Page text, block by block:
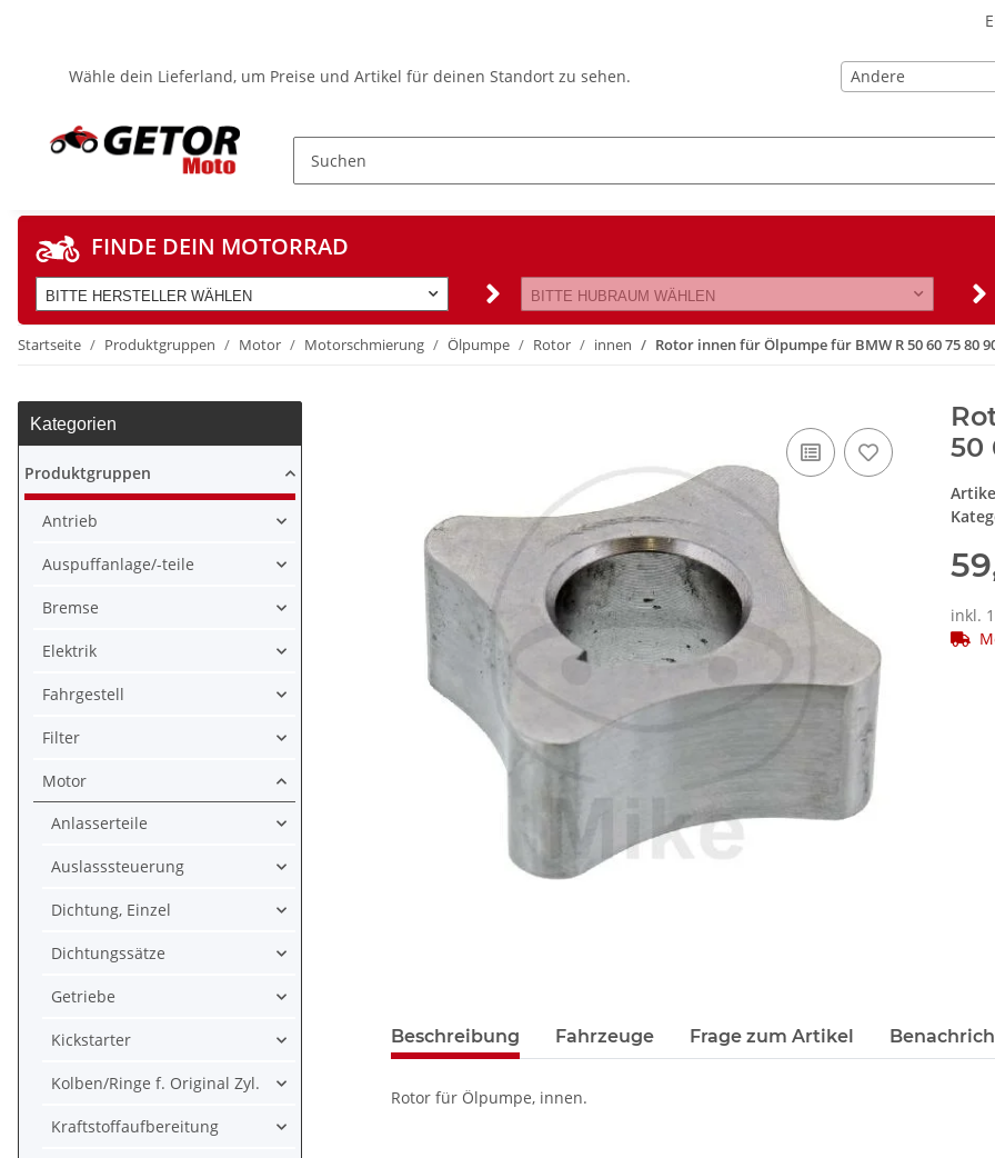
Wähle dein Lieferland, um Preise und Artikel für deinen Standort zu sehen. Andere
FINDE DEIN MOTORRAD
BITTE HERSTELLER WÄHLEN BITTE HUBRAUM WÄHLEN
Startseite Produktgruppen Motor Motorschmierung Ölpumpe Rotor innen Rotor innen für Ölpumpe für BMW R 50 60 75 80 90
50
inkl.
Beschreibung Fahrzeuge Frage zum Artikel
Rotor für Ölpumpe, innen.
Kategorien
Produktgruppen
Antrieb
Auspuffanlage/-teile
Bremse
Elektrik
Fahrgestell
Filter
Motor
Anlasserteile
Auslasssteuerung
Dichtung, Einzel
Dichtungssätze
Getriebe
Kickstarter
Kolben/Ringe f. Original Zyl.
Kraftstoffaufbereitung